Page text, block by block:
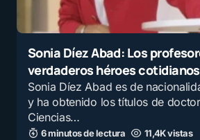
Sonia Díez Abad: Los
verdaderos héroes cotidianos
Sonia Díez Abad es de
y ha obtenido los títulos de
Ciencias…
6 minutos de lectura 11,4K vistas